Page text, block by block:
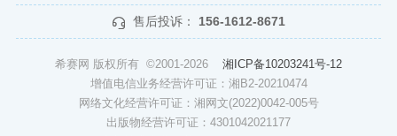
售后投诉： 156-1612-8671
希赛网 版权所有 ©2001-2026 湘ICP备10203241号-12
增值电信业务经营许可证：湘B2-20210474
网络文化经营许可证：湘网文(2022)0042-005号
出版物经营许可证：4301042021177